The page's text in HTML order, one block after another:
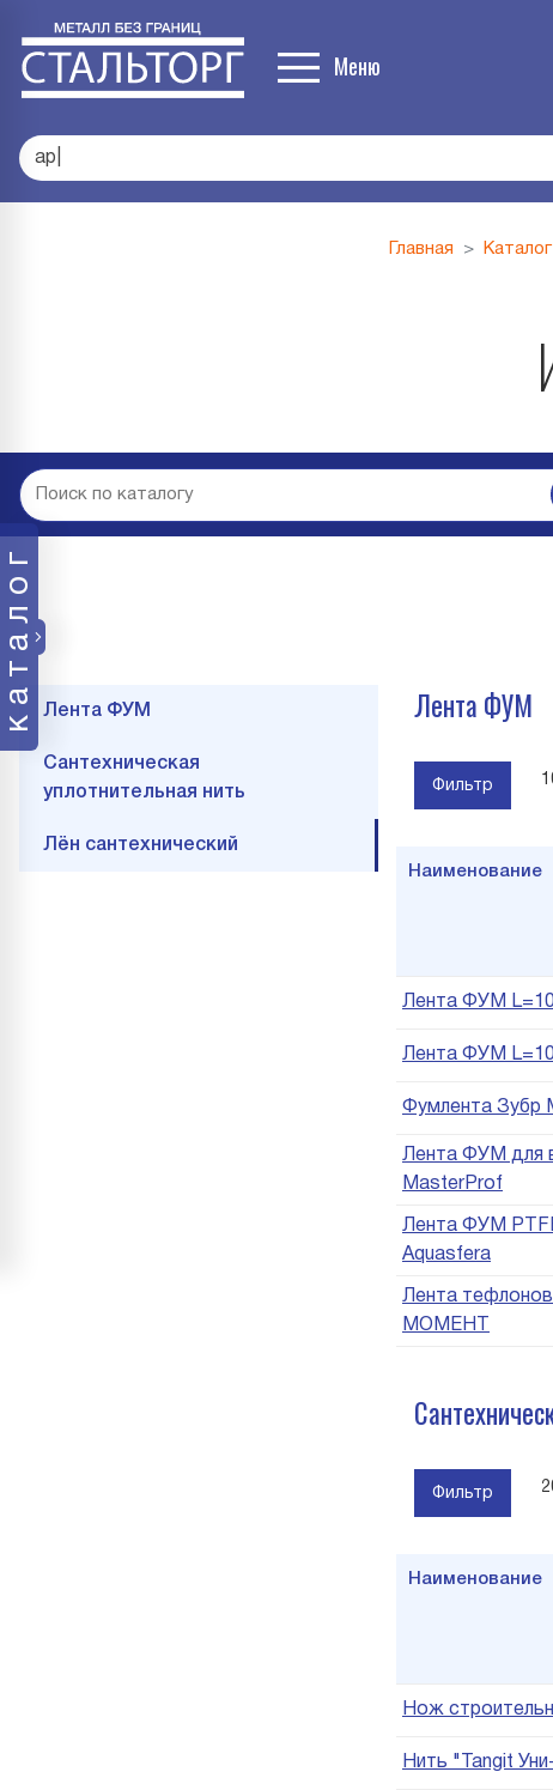
Меню
профл
каталог
Главная
Лента ФУМ
Сантехническая
уплотнительная нить
Лён сантехнический
Лента ФУМ
Фильтр
Наименование
Лента ФУМ
Лента ФУМ
Фумлента Зубр
Лента ФУМ для
MasterProf
Лента ФУМ
Aquasfera
Лента
МОМЕНТ
Фильтр
Наименование
Нож
Нить "Tangit